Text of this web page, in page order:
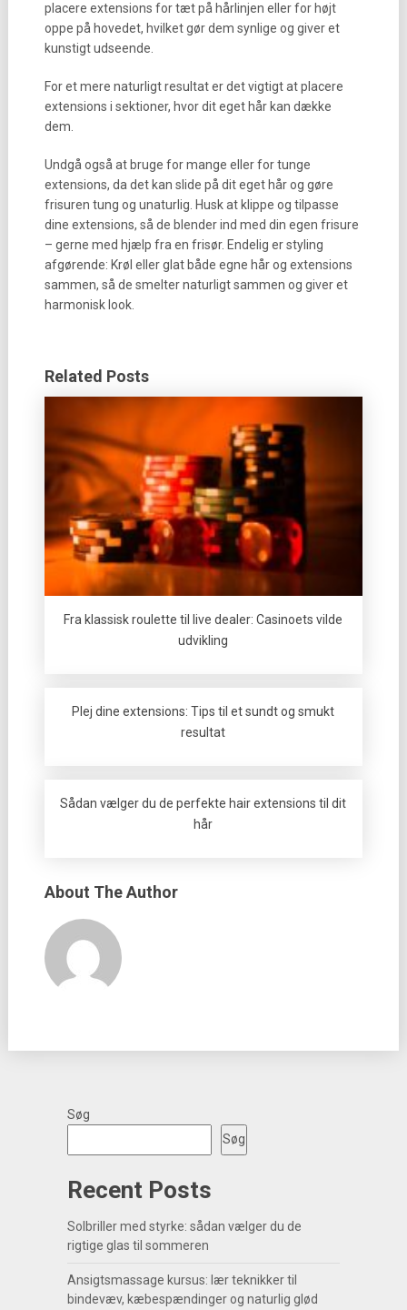
placere extensions for tæt på hårlinjen eller for højt
oppe på hovedet, hvilket gør dem synlige og giver et
kunstigt udseende.
For et mere naturligt resultat er det vigtigt at placere
extensions i sektioner, hvor dit eget hår kan dække
dem.
Undgå også at bruge for mange eller for tunge
extensions, da det kan slide på dit eget hår og gøre
frisuren tung og unaturlig. Husk at klippe og tilpasse
dine extensions, så de blender ind med din egen frisure
– gerne med hjælp fra en frisør. Endelig er styling
afgørende: Krøl eller glat både egne hår og extensions
sammen, så de smelter naturligt sammen og giver et
harmonisk look.
Related Posts
Fra klassisk roulette til live dealer: Casinoets vilde
udvikling
Plej dine extensions: Tips til et sundt og smukt
resultat
Sådan vælger du de perfekte hair extensions til dit
hår
About The Author
Søg
Søg
Recent Posts
Solbriller med styrke: sådan vælger du de
rigtige glas til sommeren
Ansigtsmassage kursus: lær teknikker til
bindevæv, kæbespændinger og naturlig glød